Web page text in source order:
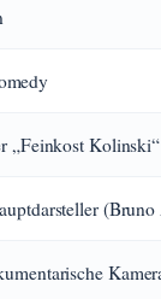
„Feinkost Kolinski“